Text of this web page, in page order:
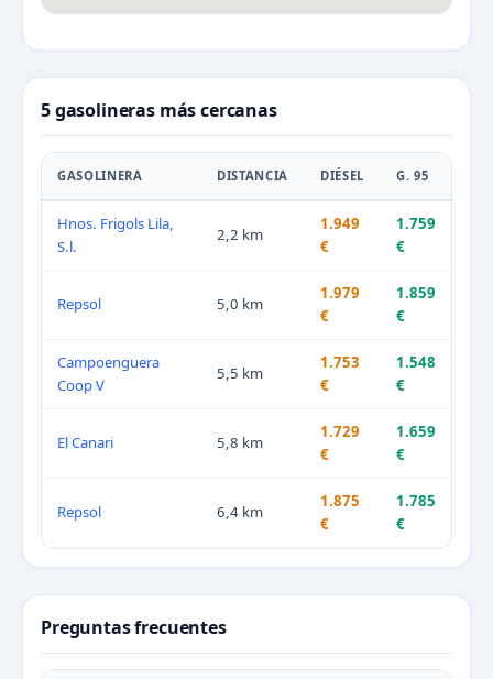
5 gasolineras más cercanas
GASOLINERA DISTANCIA DIÉSEL G. 95
Hnos. Frigols Lila,
S.l.
2,2 km
1.949
€
1.759
€
Repsol 5,0 km
1.979
€
1.859
€
Campoenguera
Coop V
5,5 km
1.753
€
1.548
€
El Canari 5,8 km
1.729
€
1.659
€
Repsol 6,4 km
1.875
€
1.785
€
Preguntas frecuentes